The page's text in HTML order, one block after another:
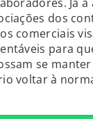
dos
comerciais
para
se
voltar à